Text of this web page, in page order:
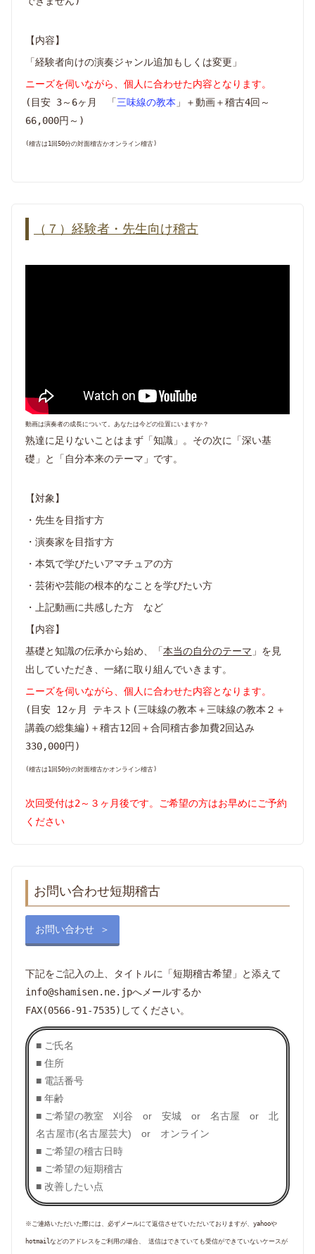
【内容】
「経験者向けの演奏ジャンル追加もしくは変更」
ニーズを伺いながら、個人に合わせた内容となります。
(目安 3～6ヶ月 「三味線の教本 」＋動画＋稽古4回～
66,000円～)
(稽古は1回50分の対面稽古かオンライン稽古)
（７）経験者・先生向け稽古
動画は演奏者の成長について。あなたは今どの位置にいますか？
熟達に足りないことはまず「知識」。その次に「深い基
礎」と「自分本来のテーマ」です。
【対象】
・先生を目指す方
・演奏家を目指す方
・本気で学びたいアマチュアの方
・芸術や芸能の根本的なことを学びたい方
・上記動画に共感した方 など
【内容】
基礎と知識の伝承から始め、「本当の自分のテーマ 」を見
出していただき、一緒に取り組んでいきます。
ニーズを伺いながら、個人に合わせた内容となります。
(目安 12ヶ月 テキスト(三味線の教本＋三味線の教本２＋
講義の総集編)＋稽古12回＋合同稽古参加費2回込み
330,000円)
(稽古は1回50分の対面稽古かオンライン稽古)
次回受付は2～３ヶ月後です。ご希望の方はお早めにご予約
ください
お問い合わせ短期稽古
お問い合わせ ＞
下記をご記入の上、タイトルに「短期稽古希望」と添えて
info@shamisen.ne.jpへメールするか
FAX(0566-91-7535)してください。
■ ご氏名
■ 住所
■ 電話番号
■ 年齢
■ ご希望の教室 刈谷 or 安城 or 名古屋 or 北
名古屋市(名古屋芸大) or オンライン
■ ご希望の稽古日時
■ ご希望の短期稽古
■ 改善したい点
※ご連絡いただいた際には、必ずメールにて返信させていただいておりますが、yahooや
hotmailなどのアドレスをご利用の場合、 送信はできていても受信ができていないケースが